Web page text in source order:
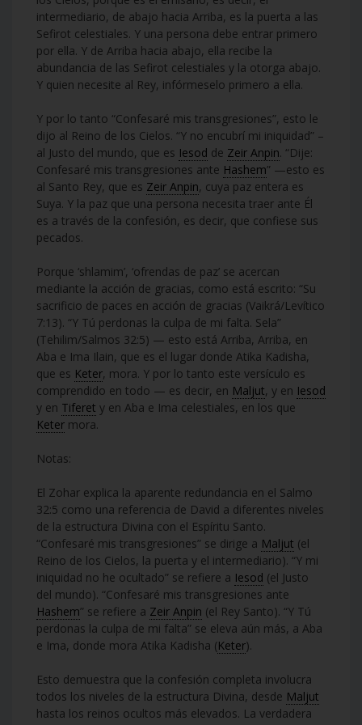
intermediario, de abajo hacia Arriba, es la puerta a las
Sefirot celestiales. Y una persona debe entrar primero
por ella. Y de Arriba hacia abajo, ella recibe la
abundancia de las Sefirot celestiales y la otorga abajo.
Y quien necesite al Rey, infórmeselo primero a ella.
Y por lo tanto “Confesaré mis transgresiones”, esto le
dijo al Reino de los Cielos. “Y no encubrí mi iniquidad” –
al Justo del mundo, que es Iesod de Zeir Anpin. “Dije:
Confesaré mis transgresiones ante Hashem” —esto es
al Santo Rey, que es Zeir Anpin, cuya paz entera es
Suya. Y la paz que una persona necesita traer ante Él
es a través de la confesión, es decir, que confiese sus
pecados.
Porque ‘shlamim’, ‘ofrendas de paz’ se acercan
mediante la acción de gracias, como está escrito: “Su
sacrificio de paces en acción de gracias (Vaikrá/Levítico
7:13). “Y Tú perdonas la culpa de mi falta. Sela”
(Tehilim/Salmos 32:5) — esto está Arriba, Arriba, en
Aba e Ima Ilain, que es el lugar donde Atika Kadisha,
que es Keter, mora. Y por lo tanto este versículo es
comprendido en todo — es decir, en Maljut, y en Iesod
y en Tiferet y en Aba e Ima celestiales, en los que
Keter mora.
Notas:
El Zohar explica la aparente redundancia en el Salmo
32:5 como una referencia de David a diferentes niveles
de la estructura Divina con el Espíritu Santo.
“Confesaré mis transgresiones” se dirige a Maljut (el
Reino de los Cielos, la puerta y el intermediario). “Y mi
iniquidad no he ocultado” se refiere a Iesod (el Justo
del mundo). “Confesaré mis transgresiones ante
Hashem” se refiere a Zeir Anpin (el Rey Santo). “Y Tú
perdonas la culpa de mi falta” se eleva aún más, a Aba
e Ima, donde mora Atika Kadisha (Keter).
Esto demuestra que la confesión completa involucra
todos los niveles de la estructura Divina, desde Maljut
hasta los reinos ocultos más elevados. La verdadera